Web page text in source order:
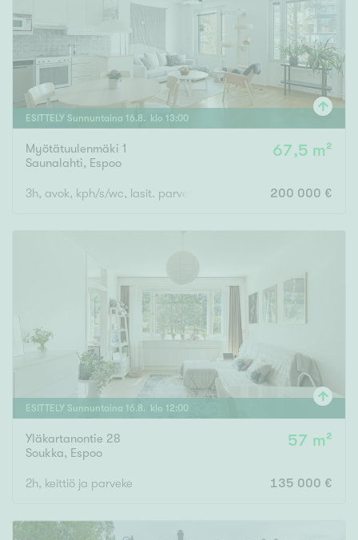
ESITTELY Sunnuntaina 16.8. klo 13:00
Myötätuulenmäki 1
Saunalahti, Espoo
67,5 m²
3h, avok, kph/s/wc, lasit. parveke 200 000 €
ESITTELY Sunnuntaina 16.8. klo 12:00
Yläkartanontie 28
Soukka, Espoo
57 m²
2h, keittiö ja parveke 135 000 €